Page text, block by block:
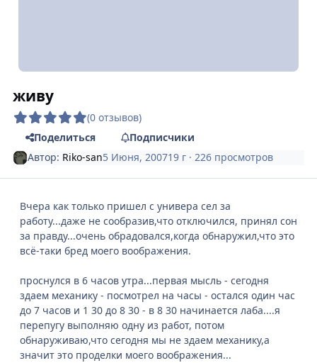
живу
(0 отзывов)
Поделиться
Подписчики
Автор: Riko-san5 Июня, 200719 г · 226 просмотров
Вчера как только пришел с универа сел за
работу...даже не сообразив,что отключился, принял сон
за правду...очень обрадовался,когда обнаружил,что это
всё-таки бред моего воображения.
проснулся в 6 часов утра...первая мысль - сегодня
здаем механику - посмотрел на часы - остался один час
до 7 часов и 1 30 до 8 30 - в 8 30 начинается лаба....я
перепугу выполняю одну из работ, потом
обнаруживаю,что сегодня мы не здаем механику,а
значит это проделки моего воображения...